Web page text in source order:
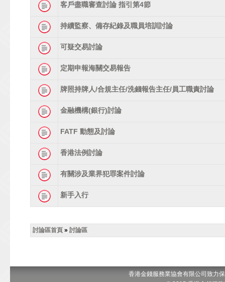
客戶盡職審查討論 指引第4節
持續監察、備存紀錄及職員培訓討論
可疑交易討論
定期申報海關交易報告
牌照持牌人/合規主任/洗錢報告主任/員工職責討論
金融機構(銀行)討論
FATF 動態及討論
香港法例討論
有關涉及業界犯罪案件討論
新手入行
討論區首頁 » 討論區
香港金錢服務業協會有限公司致力